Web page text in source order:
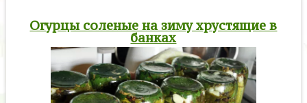
Огурцы соленые на зиму хрустящие в
банках